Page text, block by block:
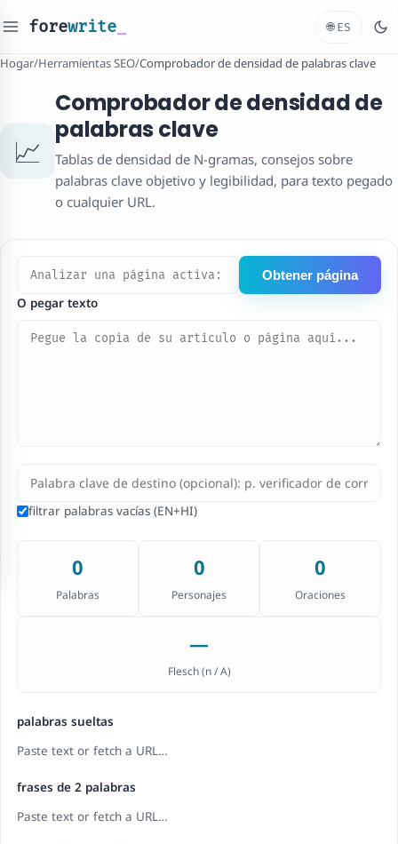
forewrite 🌐 ES
Hogar/Herramientas SEO/Comprobador de densidad de palabras clave
📈
Comprobador de densidad de
palabras clave
Tablas de densidad de N-gramas, consejos sobre
palabras clave objetivo y legibilidad, para texto pegado
o cualquier URL.
Obtener página
O pegar texto
filtrar palabras vacías (EN+HI)
0
Palabras
0
Personajes
0
Oraciones
—
Flesch (n / A)
palabras sueltas
Paste text or fetch a URL…
frases de 2 palabras
Paste text or fetch a URL…